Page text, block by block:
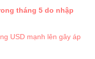
tháng 5 do nhập
USD mạnh lên gây áp